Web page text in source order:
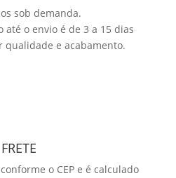
sob demanda.
até o envio é de 3 a 15 dias
qualidade e acabamento.
FRETE
o CEP e é calculado